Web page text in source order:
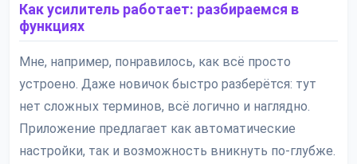
Как усилитель работает: разбираемся в
функциях
Мне, например, понравилось, как всё просто
устроено. Даже новичок быстро разберётся: тут
нет сложных терминов, всё логично и наглядно.
Приложение предлагает как автоматические
настройки, так и возможность вникнуть по-глубже.